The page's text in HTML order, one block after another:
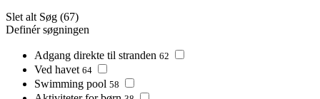
Slet alt Søg (67)
Definér søgningen
Adgang direkte til stranden 62
Ved havet 64
Swimming pool 58